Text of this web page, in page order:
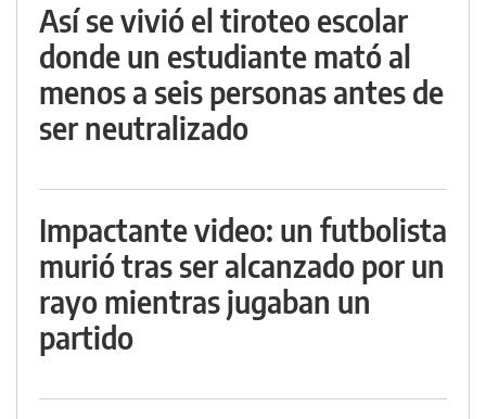
Así se vivió el tiroteo escolar
donde un estudiante mató al
menos a seis personas antes de
ser neutralizado
Impactante video: un futbolista
murió tras ser alcanzado por un
rayo mientras jugaban un
partido